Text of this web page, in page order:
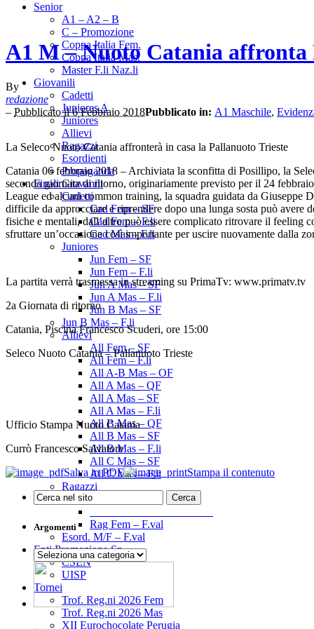
Senior
A1 – A2 – B
C – Promozione
Coppa Italia Fem.
Coppa Italia Mas.
Master F.li Naz.li
Giovanili
Cadetti
Juniores A
Juniores
Allievi
Ragazzi
Esordienti
Propaganda
Finali Giovanili
Cadetti
Cad Fem – SF
Cad Fem – F.li
Cad Mas – F.li
Juniores
Jun Fem – SF
Jun Fem – F.li
Jun A Mas – SF
Jun A Mas – F.li
Jun B Mas – SF
Jun B Mas – F.li
Allievi
All Fem – SF
All Fem – F.li
All A-B Mas – OF
All A Mas – QF
All A Mas – SF
All A Mas – F.li
All B Mas – QF
All B Mas – SF
All B Mas – F.li
All C Mas – SF
All C Mas – F.li
Ragazzi
Rag Mas – F.val
Rag Fem – F.val
Esord. M/F – F.val
Enti Promozione Sp.
CSEN
UISP
Tornei
Trof. Reg.ni 2026 Fem
Trof. Reg.ni 2026 Mas
XII Eurochocolate Perugia
A1 M – Nuoto Catania affronta
By
redazione
– Pubblicato il 6 Febbraio 2018Pubblicato in: A1 Maschile,
La Seleco Nuoto Catania affronterà in casa la Pallanuoto Trieste
Catania 06 febbraio 2018 – Archiviata la sconfitta di Posillipo, la
seconda giornata di ritorno, originariamente previsto per il 24
League ed alcuni common training, la squadra guidata da Giuseppe
difficile da approcciare e riprendere dopo una lunga sosta può avere
fisiche e mentali, dall’altro può essere complicato ritrovare il feeling
sfruttare un’occasione così importante per uscire nuovamente dalla
La partita verrà trasmessa in streaming su PrimaTv: www.primatv.tv
2a Giornata di ritorno
Catania, Piscina Francesco Scuderi, ore 15:00
Seleco Nuoto Catania – Pallanuoto Trieste
Ufficio Stampa Nuoto Catania
Currò Francesco Salvatore
Salva in PDF
Stampa il contenuto
Argomenti
Argomenti